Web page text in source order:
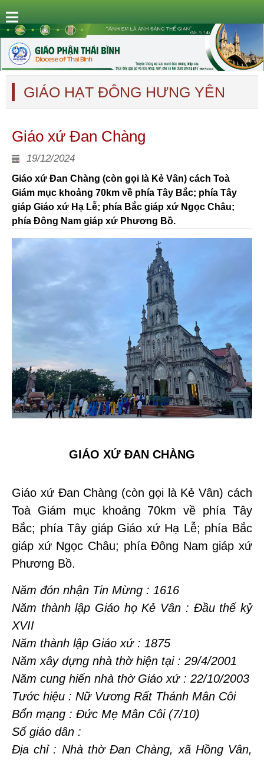
GIÁO HẠT ĐÔNG HƯNG YÊN
Giáo xứ Đan Chàng
19/12/2024
Giáo xứ Đan Chàng (còn gọi là Kẻ Vân) cách Toà
Giám mục khoảng 70km về phía Tây Bắc; phía Tây
giáp Giáo xứ Hạ Lễ; phía Bắc giáp xứ Ngọc Châu;
phía Đông Nam giáp xứ Phương Bồ.
GIÁO XỨ ĐAN CHÀNG
Giáo xứ Đan Chàng (còn gọi là Kẻ Vân) cách
Toà Giám mục khoảng 70km về phía Tây
Bắc; phía Tây giáp Giáo xứ Hạ Lễ; phía Bắc
giáp xứ Ngọc Châu; phía Đông Nam giáp xứ
Phương Bồ.
Năm đón nhận Tin Mừng : 1616
Năm thành lập Giáo họ Kẻ Vân : Đầu thế kỷ
XVII
Năm thành lập Giáo xứ : 1875
Năm xây dựng nhà thờ hiện tại : 29/4/2001
Năm cung hiến nhà thờ Giáo xứ : 22/10/2003
Tước hiệu : Nữ Vương Rất Thánh Mân Côi
Bổn mạng : Đức Mẹ Mân Côi (7/10)
Số giáo dân :
Địa chỉ : Nhà thờ Đan Chàng, xã Hồng Vân,